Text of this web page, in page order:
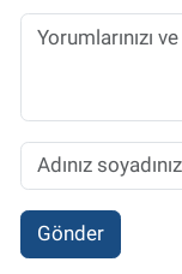
Gönder